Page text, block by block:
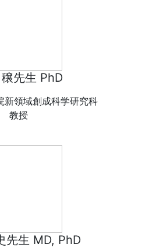
先生 PhD
新領域創成科学研究科
教授
先生 MD, PhD